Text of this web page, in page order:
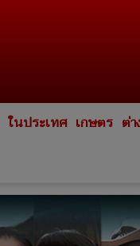
ในประเทศ เกษตร ต่